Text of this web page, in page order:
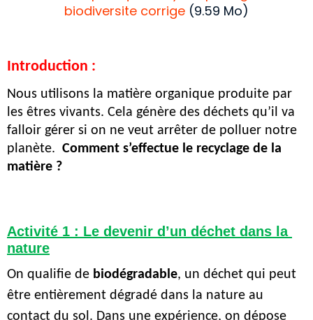
biodiversite corrige (9.59 Mo)
Introduction :
Nous utilisons la matière organique produite par
les êtres vivants. Cela génère des déchets qu’il va
falloir gérer si on ne veut arrêter de polluer notre
planète. Comment s’effectue le recyclage de la
matière ?
Activité 1 : Le devenir d’un déchet dans la
nature
On qualifie de biodégradable, un déchet qui peut
être entièrement dégradé dans la nature au
contact du sol. Dans une expérience, on dépose